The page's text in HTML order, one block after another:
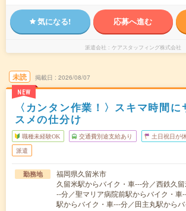
気になる! 応募へ進む
派遣会社 ケアスタッフィング株式会社
未読
NEW
掲載日 2026/08/07
〈カンタン作業！〉スキマ時間に
スメの仕分け
職種未経験OK 交通費別途支給あり 土日祝日が
派遣
勤務地
福岡県久留米市
久留米駅からバイク・車---分／西鉄久
--分／聖マリア病院前駅からバイク・車
駅からバイク・車---分／田主丸駅から